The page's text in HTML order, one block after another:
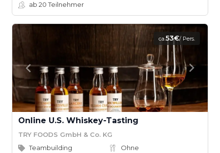
ab 20Teilnehmer
ca.53€/ Pers.
Online U.S. Whiskey-Tasting
TRY FOODS GmbH & Co. KG
Teambuilding
Ohne